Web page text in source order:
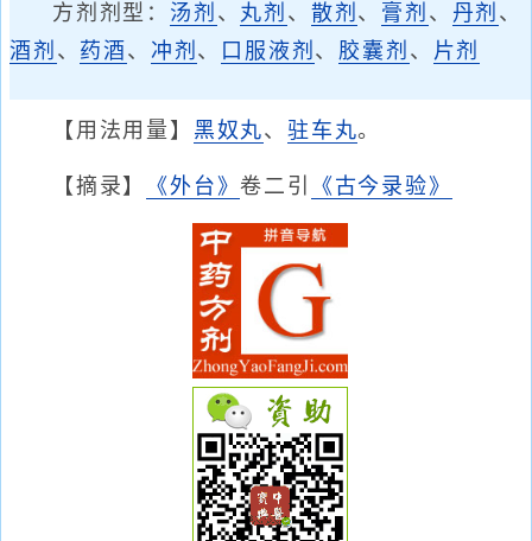
方剂剂型： 汤剂 、 丸剂 、 散剂 、 膏剂 、 丹剂 、
酒剂 、 药酒 、 冲剂 、 口服液剂 、 胶囊剂 、 片剂
【用法用量】 黑奴丸、驻车丸。
【摘录】 《外台》卷二引 《古今录验》